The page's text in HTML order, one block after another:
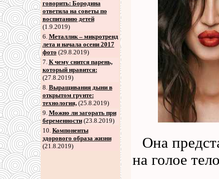
говорить: Бородина
ответила на советы по
воспитанию детей
(1.9.2019)
6. Металлик – микротренд
лета и начала осени 2017
фото (29.8.2019)
7. К чему снится парень,
который нравится:
(27.8.2019)
8. Выращивания дыни в
открытом грунте:
технология,(25.8.2019)
9. Можно ли загорать при
беременности(23.8.2019)
10. Компоненты
здорового образа жизни
(21.8.2019)
Она
на голое